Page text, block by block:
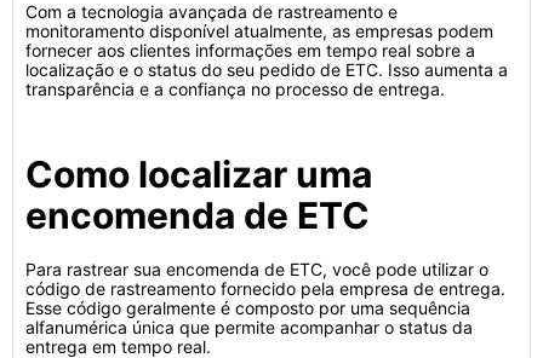
Com a tecnologia avançada de rastreamento e
monitoramento disponível atualmente, as empresas podem
fornecer aos clientes informações em tempo real sobre a
localização e o status do seu pedido de ETC. Isso aumenta a
transparência e a confiança no processo de entrega.
Como localizar uma
encomenda de ETC
Para rastrear sua encomenda de ETC, você pode utilizar o
código de rastreamento fornecido pela empresa de entrega.
Esse código geralmente é composto por uma sequência
alfanumérica única que permite acompanhar o status da
entrega em tempo real.